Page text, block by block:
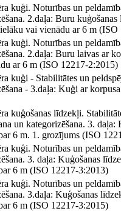
kuģi. Noturības un
2.daļa: Buru
vai vienādu ar 6 m
kuģi. Noturības un
2.daļa: Buru laivas ar
ar 6 m (ISO 12217-2:2015)
kuģi - Stabilitātes un
- 3.daļa: Kuģi ar
kuģošanas līdzekļi.
un kategorizēšana. 3.
6 m. 1. grozījums (ISO
kuģi. Noturības un
3. daļa: Kuģošanas
6 m (ISO 12217-3:2013)
kuģi. Noturības un
3.daļa: Kuģošanas
6 m (ISO 12217-3:2015)